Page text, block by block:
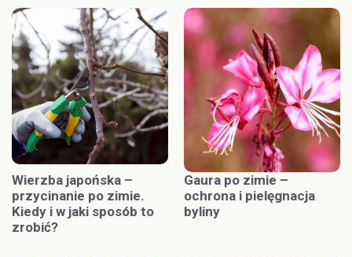
Wierzba japońska –
przycinanie po zimie.
Kiedy i w jaki sposób to
zrobić?
Gaura po zimie –
ochrona i pielęgnacja
byliny